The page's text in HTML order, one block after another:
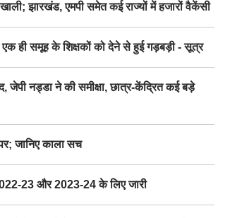
झारखंड, एमपी समेत कई राज्यों में हजारों वैकेंसी
ही समूह के शिक्षकों को देने से हुई गड़बड़ी - सूत्र
नड्डा ने की समीक्षा, छात्र-केंद्रित कई बड़े
जानिए काला सच
23 और 2023-24 के लिए जारी